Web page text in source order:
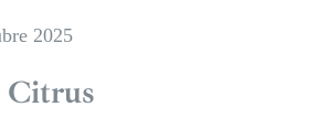
2025
Citrus